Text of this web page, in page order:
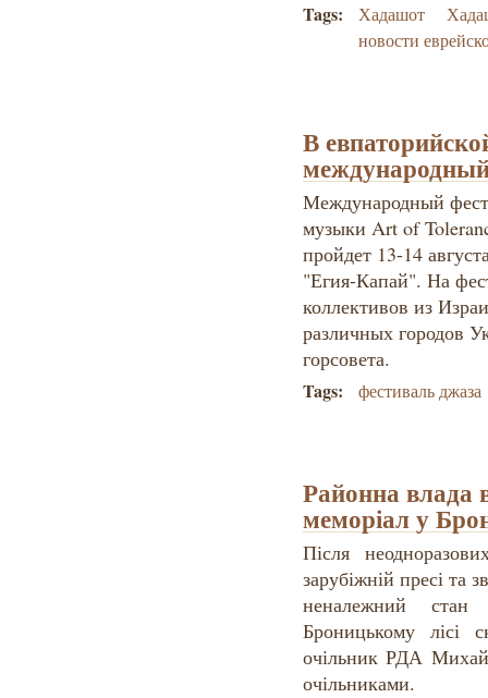
Tags: Хадашот
новости
В
Международный
музыки Art of
пройдет 13-14
"Егия-Капай". На
коллективов из
различных городов
горсовета.
Tags: фестиваль джаза
Районна влада
меморіал у
Після
зарубіжній пресі та
неналежний стан
Броницькому лісі
очільник РДА
очільниками.